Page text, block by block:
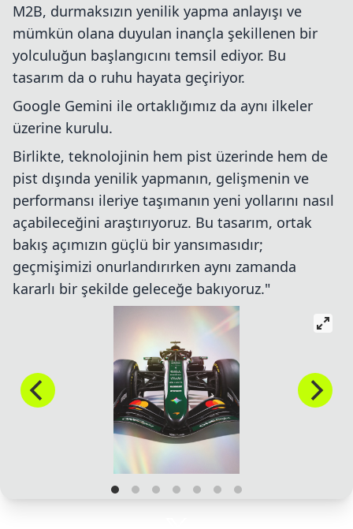
M2B, durmaksızın yenilik yapma anlayışı ve
mümkün olana duyulan inançla şekillenen bir
yolculuğun başlangıcını temsil ediyor. Bu
tasarım da o ruhu hayata geçiriyor.
Google Gemini ile ortaklığımız da aynı ilkeler
üzerine kurulu.
Birlikte, teknolojinin hem pist üzerinde hem de
pist dışında yenilik yapmanın, gelişmenin ve
performansı ileriye taşımanın yeni yollarını nasıl
açabileceğini araştırıyoruz. Bu tasarım, ortak
bakış açımızın güçlü bir yansımasıdır;
geçmişimizi onurlandırırken aynı zamanda
kararlı bir şekilde geleceğe bakıyoruz."